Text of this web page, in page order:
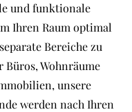
und funktionale
Ihren Raum optimal
Bereiche zu
Büros, Wohnräume
unsere
werden nach Ihren